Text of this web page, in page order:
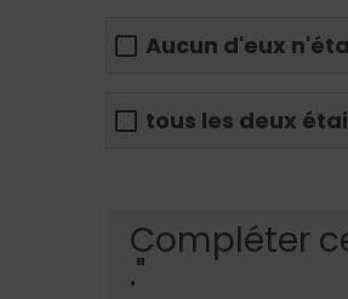
Aucun d'eux
tous les deux
Compléter
."